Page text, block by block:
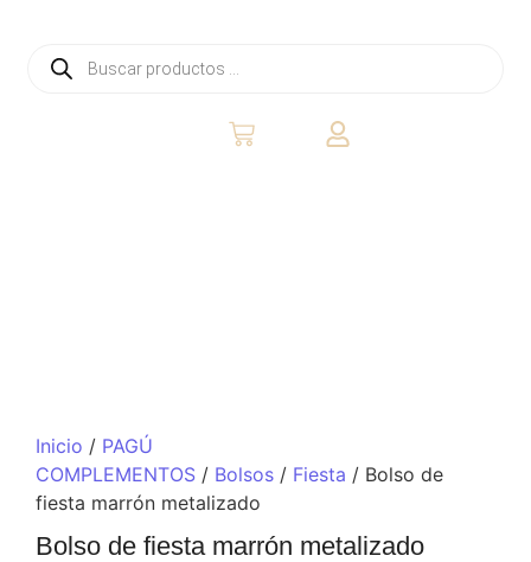
Inicio / PAGÚ
COMPLEMENTOS / Bolsos / Fiesta / Bolso de
fiesta marrón metalizado
Bolso de fiesta marrón metalizado